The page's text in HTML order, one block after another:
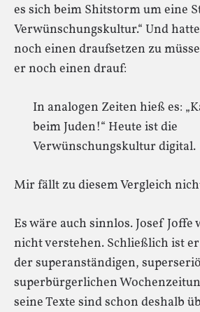
es sich beim Shitstorm um eine
Verwünschungskultur.“ Und
noch einen draufsetzen zu
er noch einen drauf:
In analogen Zeiten hieß es:
beim Juden!“ Heute ist die
Verwünschungskultur digital.
Mir fällt zu diesem Vergleich
Es wäre auch sinnlos. Josef
nicht verstehen. Schließlich ist
der superanständigen,
superbürgerlichen
seine Texte sind schon deshalb